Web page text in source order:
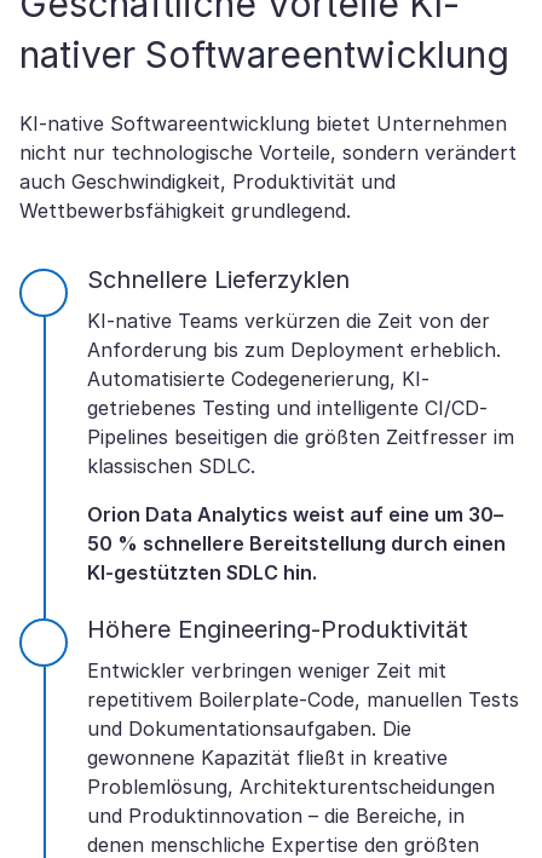
nativer Softwareentwicklung
KI-native Softwareentwicklung bietet Unternehmen
nicht nur technologische Vorteile, sondern verändert
auch Geschwindigkeit, Produktivität und
Wettbewerbsfähigkeit grundlegend.
Schnellere Lieferzyklen
KI-native Teams verkürzen die Zeit von der
Anforderung bis zum Deployment erheblich.
Automatisierte Codegenerierung, KI-
getriebenes Testing und intelligente CI/CD-
Pipelines beseitigen die größten Zeitfresser im
klassischen SDLC.
Orion Data Analytics weist auf eine um 30–
50 % schnellere Bereitstellung durch einen
KI-gestützten SDLC hin.
Höhere Engineering-Produktivität
Entwickler verbringen weniger Zeit mit
repetitivem Boilerplate-Code, manuellen Tests
und Dokumentationsaufgaben. Die
gewonnene Kapazität fließt in kreative
Problemlösung, Architekturentscheidungen
und Produktinnovation – die Bereiche, in
denen menschliche Expertise den größten